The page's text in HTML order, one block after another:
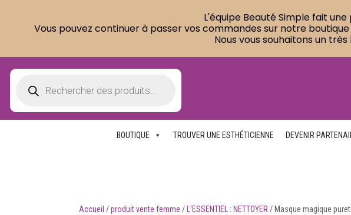
produits
BOUTIQUE TROUVER UNE ESTHÉTICIENNE DEVENIR
Accueil /produit vente femme / L'ESSENTIEL : NETTOYER/ Masque magique
L'équipe Beauté Simple fait
Vous pouvez continuer à passer vos commandes sur notre
Nous vous souhaitons un